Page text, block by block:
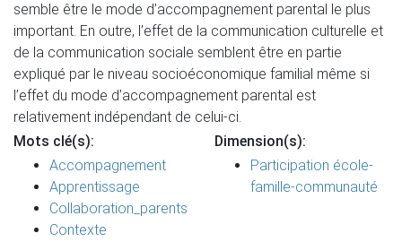
semble être le mode d’accompagnement parental le plus
important. En outre, l’effet de la communication culturelle et
de la communication sociale semblent être en partie
expliqué par le niveau socioéconomique familial même si
l’effet du mode d’accompagnement parental est
relativement indépendant de celui-ci.
Mots clé(s):
Accompagnement
Apprentissage
Collaboration_parents
Contexte
Dimension(s):
Participation école-
famille-communauté